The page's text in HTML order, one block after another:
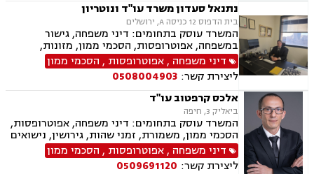
נתנאל סעדון משרד עו"ד ונוטריון
בית הדפוס 12 כניסה A, ירושלים
המשרד עוסק בתחומים: דיני משפחה, גישור
במשפחה, אפוטרופסות, הסכמי ממון, מזונות,
משמורת, גירושין, טוען רבני, חלוקת רכוש, מעמד
אישי, תיאום הורי, זמני שהות, ניכור הורי, עסקאות
מתנה, ידועים בציבור, ירושות וצוואות, נוטריון, ייפוי
כוח מתמשך, הוצאה לפועל, חדלות פירעון, תביעות
מסחריות, דיני חוזים, מקרקעין ונדל"ן, עסקאות מכר
דירה, עסקאות מכר יד שניה מקבלן, משפט מסחרי,
דיני חברות, ליטיגציה מסחרית ונדל"נית, דיני
עמותות
דיני משפחה ,אפוטרופסות , הסכמי ממון
ליצירת קשר: 0508004903
אלכס קרפטוב עו"ד
ביאליק 3, חיפה
המשרד עוסק בתחומים: דיני משפחה, אפוטרופסות,
הסכמי ממון, משמורת, זמני שהות, גירושין, נישואים
אזרחיים, חלוקת רכוש, מעמד אישי, תיאום הורי,
ניכור הורי, ירושות וצוואות, ייפוי כוח מתמשך.
דיני משפחה ,אפוטרופסות , הסכמי ממון
ליצירת קשר: 0509691120